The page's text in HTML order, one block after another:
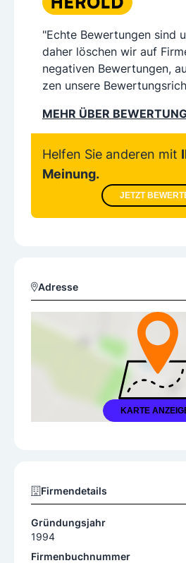
"Echte Bewertungen sind
daher löschen wir auf
negativen Bewertungen,
zen unsere
MEHR ÜBER
Helfen Sie anderen mit
Meinung.
JETZT
Adresse
KARTE
Firmendetails
Gründungsjahr
1994
Firmenbuchnummer